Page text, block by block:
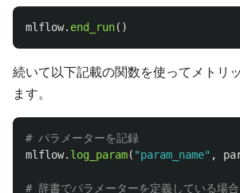
mlflow. end_run()
続いて以下記載の関数を使ってメトリ
ます。
mlflow. log_param( "param_name" ,